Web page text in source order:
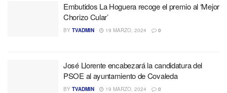
Embutidos La Hoguera recoge el premio al ‘Mejor
Chorizo Cular’
BY TVADMIN 19 MARZO, 2024 0
José Llorente encabezará la candidatura del
PSOE al ayuntamiento de Covaleda
BY TVADMIN 19 MARZO, 2024 0